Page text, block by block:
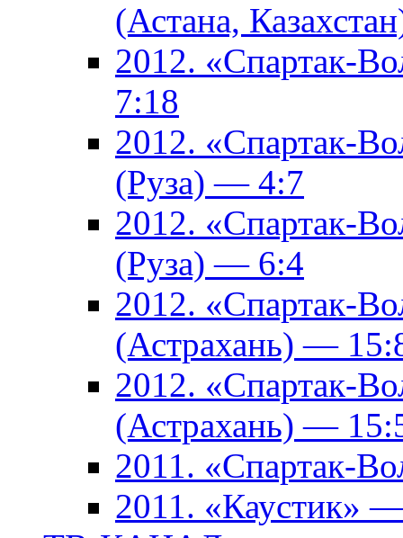
(Астана,
2012. «Спартак-
7:18
2012. «Спартак-
(Руза) — 4:7
2012. «Спартак-
(Руза) — 6:4
2012. «Спартак-
(Астрахань) —
2012. «Спартак-
(Астрахань) —
2011. «Спартак-
2011.